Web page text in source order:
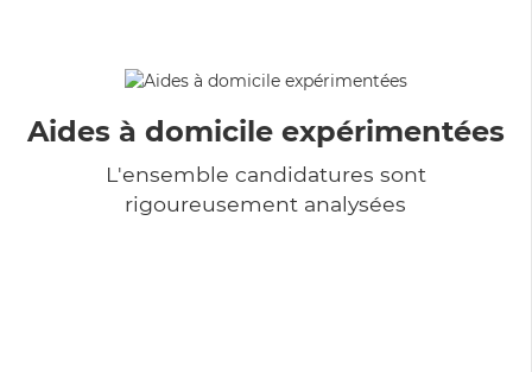
Aides à domicile expérimentées
L'ensemble candidatures sont
rigoureusement analysées